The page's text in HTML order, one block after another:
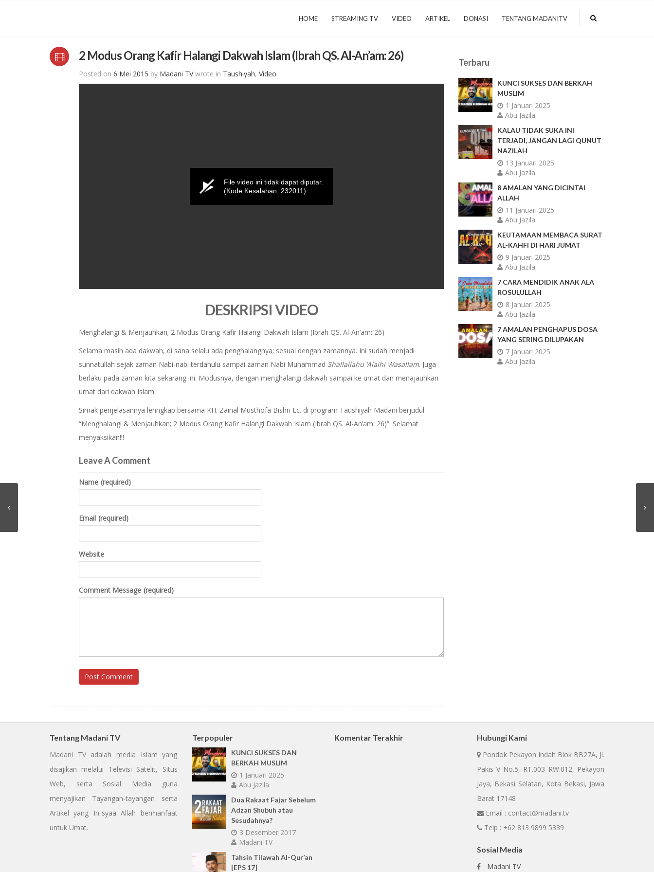
HOME STREAMING TV VIDEO ARTIKEL DONASI TENTANG MADANITV
2 Modus Orang Kafir Halangi Dakwah Islam (Ibrah QS. Al-An’am: 26)
Posted on 6 Mei 2015 by Madani TVwrote in Taushiyah, Video.
0%
File video ini tidak dapat diputar.
(Kode Kesalahan: 232011)
DESKRIPSI VIDEO
Menghalangi & Menjauhkan; 2 Modus Orang Kafir Halangi Dakwah Islam (Ibrah QS. Al-An’am: 26)
Selama masih ada dakwah, di sana selalu ada penghalangnya; sesuai dengan zamannya. Ini sudah menjadi
sunnatullah sejak zaman Nabi-nabi terdahulu sampai zaman Nabi Muhammad Shallallahu ‘Alaihi Wasallam. Juga
berlaku pada zaman kita sekarang ini. Modusnya, dengan menghalangi dakwah sampai ke umat dan menajauhkan
umat dari dakwah Islam.
Simak penjelasannya lenngkap bersama KH. Zainal Musthofa Bishri Lc. di program Taushiyah Madani berjudul
“Menghalangi & Menjauhkan; 2 Modus Orang Kafir Halangi Dakwah Islam (Ibrah QS. Al-An’am: 26)”. Selamat
menyaksikan!!!
Leave A Comment
Name (required)
Email (required)
Website
Comment Message (required)
Post Comment
Terbaru
KUNCI SUKSES DAN BERKAH
MUSLIM
1 Januari 2025
Abu Jazila
KALAU TIDAK SUKA INI
TERJADI, JANGAN LAGI QUNUT
NAZILAH
13 Januari 2025
Abu Jazila
8 AMALAN YANG DICINTAI
ALLAH
11 Januari 2025
Abu Jazila
KEUTAMAAN MEMBACA SURAT
AL-KAHFI DI HARI JUMAT
9 Januari 2025
Abu Jazila
7 CARA MENDIDIK ANAK ALA
ROSULULLAH
8 Januari 2025
Abu Jazila
7 AMALAN PENGHAPUS DOSA
YANG SERING DILUPAKAN
7 Januari 2025
Abu Jazila
Tentang Madani TV
Madani TV adalah media Islam yang
disajikan melalui Televisi Satelit, Situs
Web, serta Sosial Media guna
menyajikan Tayangan-tayangan serta
Artikel yang In-syaa Allah bermanfaat
untuk Umat.
Terpopuler
KUNCI SUKSES DAN
BERKAH MUSLIM
1 Januari 2025
Abu Jazila
Dua Rakaat Fajar Sebelum
Adzan Shubuh atau
Sesudahnya?
3 Desember 2017
Madani TV
Tahsin Tilawah Al-Qur’an
[EPS 17]
Komentar Terakhir
Hubungi Kami
Pondok Pekayon Indah Blok BB27A, Jl.
Pakis V No.5, RT.003 RW.012, Pekayon
Jaya, Bekasi Selatan, Kota Bekasi, Jawa
Barat 17148
Email : contact@madani.tv
Telp : +62 813 9899 5339
Sosial Media
Madani TV